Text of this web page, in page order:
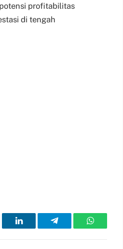
profitabilitas
di tengah
LinkedIn Telegram WhatsApp